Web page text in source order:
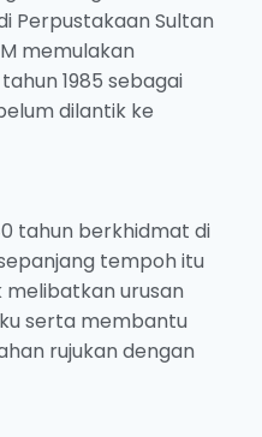
Perpustakaan Sultan
memulakan
1985 sebagai
dilantik ke
tahun berkhidmat di
tempoh itu
urusan
serta membantu
rujukan dengan